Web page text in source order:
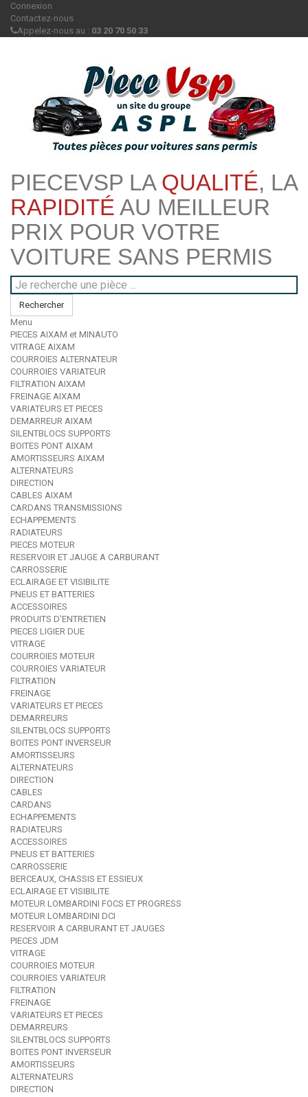
Connexion
Contactez-nous
Appelez-nous au : 03 20 70 50 33
PIECEVSP LA QUALITÉ, LA
RAPIDITÉ AU MEILLEUR
PRIX POUR VOTRE
VOITURE SANS PERMIS
Rechercher
Menu
PIECES AIXAM et MINAUTO
VITRAGE AIXAM
COURROIES ALTERNATEUR
COURROIES VARIATEUR
FILTRATION AIXAM
FREINAGE AIXAM
VARIATEURS ET PIECES
DEMARREUR AIXAM
SILENTBLOCS SUPPORTS
BOITES PONT AIXAM
AMORTISSEURS AIXAM
ALTERNATEURS
DIRECTION
CABLES AIXAM
CARDANS TRANSMISSIONS
ECHAPPEMENTS
RADIATEURS
PIECES MOTEUR
RESERVOIR ET JAUGE A CARBURANT
CARROSSERIE
ECLAIRAGE ET VISIBILITE
PNEUS ET BATTERIES
ACCESSOIRES
PRODUITS D'ENTRETIEN
PIECES LIGIER DUE
VITRAGE
COURROIES MOTEUR
COURROIES VARIATEUR
FILTRATION
FREINAGE
VARIATEURS ET PIECES
DEMARREURS
SILENTBLOCS SUPPORTS
BOITES PONT INVERSEUR
AMORTISSEURS
ALTERNATEURS
DIRECTION
CABLES
CARDANS
ECHAPPEMENTS
RADIATEURS
ACCESSOIRES
PNEUS ET BATTERIES
CARROSSERIE
BERCEAUX, CHASSIS ET ESSIEUX
ECLAIRAGE ET VISIBILITE
MOTEUR LOMBARDINI FOCS ET PROGRESS
MOTEUR LOMBARDINI DCI
RESERVOIR A CARBURANT ET JAUGES
PIECES JDM
VITRAGE
COURROIES MOTEUR
COURROIES VARIATEUR
FILTRATION
FREINAGE
VARIATEURS ET PIECES
DEMARREURS
SILENTBLOCS SUPPORTS
BOITES PONT INVERSEUR
AMORTISSEURS
ALTERNATEURS
DIRECTION